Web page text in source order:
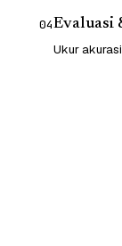
04Evaluasi
Ukur